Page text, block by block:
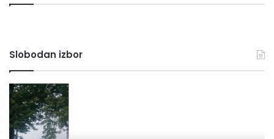
Slobodan izbor
MZ
IZAČIĆ:
DANAS
IZBIO